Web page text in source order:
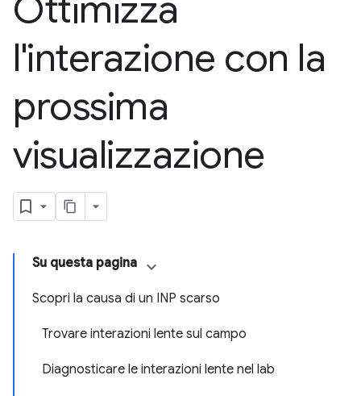
Ottimizza
l'interazione con la
prossima
visualizzazione
Su questa pagina
Scopri la causa di un INP scarso
Trovare interazioni lente sul campo
Diagnosticare le interazioni lente nel lab